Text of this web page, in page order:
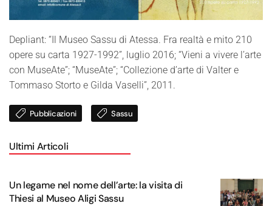
Depliant: “Il Museo Sassu di Atessa. Fra realtà e mito 210
opere su carta 1927-1992”, luglio 2016; “Vieni a vivere l’arte
con MuseAte”; “MuseAte”; “Collezione d’arte di Valter e
Tommaso Storto e Gilda Vaselli”, 2011.
Pubblicazioni Sassu
Ultimi Articoli
Un legame nel nome dell’arte: la visita di
Thiesi al Museo Aligi Sassu